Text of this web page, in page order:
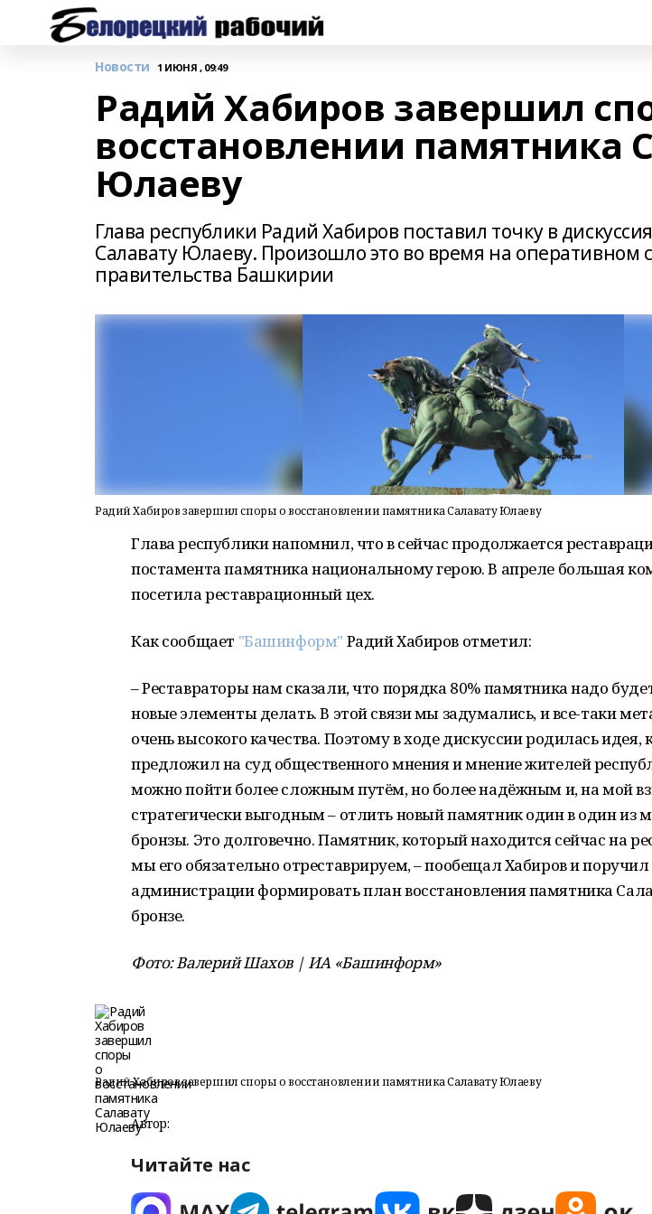
Новости 1 ИЮНЯ , 09:49
Радий Хабиров завершил
восстановлении памятника
Юлаеву
Глава республики Радий Хабиров поставил точку в
Салавату Юлаеву. Произошло это во время на оперативном
правительства Башкирии
Радий Хабиров завершил споры о восстановлении памятника Салавату Юлаеву
Глава республики напомнил, что в сейчас продолжается
постамента памятника национальному герою. В апреле большая
посетила реставрационный цех.
Как сообщает "Башинформ" Радий Хабиров отметил:
– Реставраторы нам сказали, что порядка 80% памятника надо
новые элементы делать. В этой связи мы задумались, и все-таки
очень высокого качества. Поэтому в ходе дискуссии родилась идея,
предложил на суд общественного мнения и мнение жителей
можно пойти более сложным путём, но более надёжным и, на мой
стратегически выгодным – отлить новый памятник один в один из
бронзы. Это долговечно. Памятник, который находится сейчас на
мы его обязательно отреставрируем, – пообещал Хабиров и поручил
администрации формировать план восстановления памятника
бронзе.
Фото: Валерий Шахов | ИА «Башинформ»
Радий Хабиров завершил споры о восстановлении памятника Салавату Юлаеву
Автор:
Читайте нас